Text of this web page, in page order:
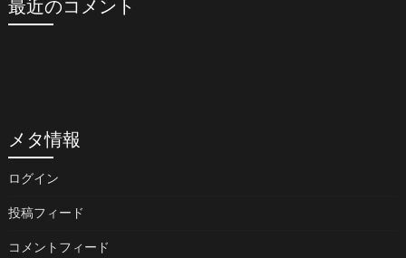
最近のコメント
メタ情報
ログイン
投稿フィード
コメントフィード